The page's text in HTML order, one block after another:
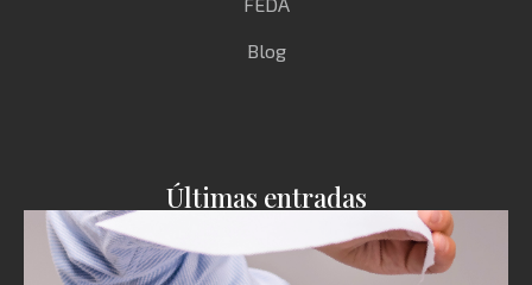
FEDA
Blog
Últimas entradas